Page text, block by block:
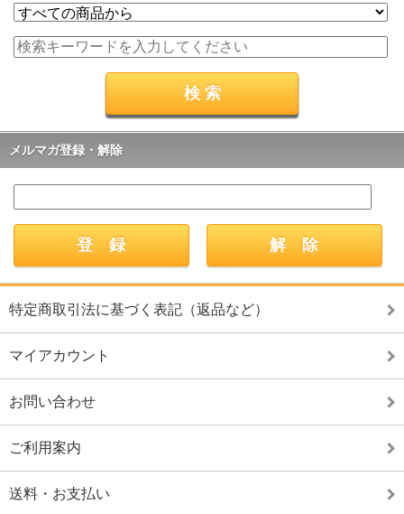
メルマガ登録・解除
特定商取引法に基づく表記（返品など）
マイアカウント
お問い合わせ
ご利用案内
送料・お支払い